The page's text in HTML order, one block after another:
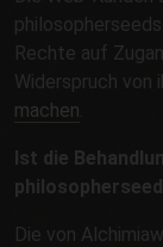
Rechte auf
Widerspruch von
machen.
Ist die
Die von